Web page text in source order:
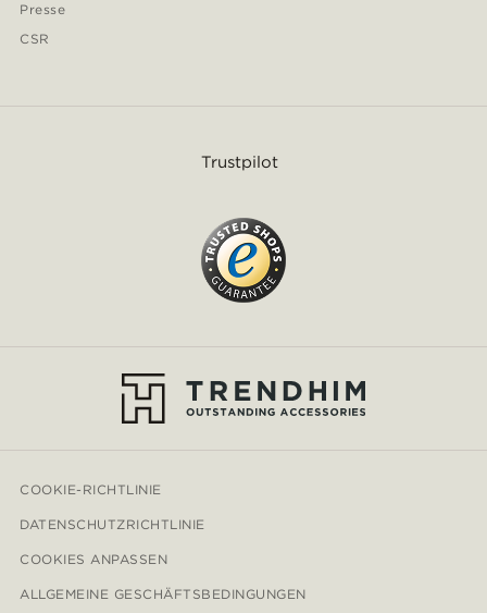
Presse
CSR
Trustpilot
COOKIE-RICHTLINIE
DATENSCHUTZRICHTLINIE
COOKIES ANPASSEN
ALLGEMEINE GESCHÄFTSBEDINGUNGEN